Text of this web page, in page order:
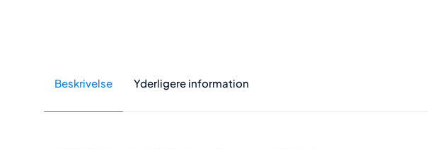
Beskrivelse Yderligere information